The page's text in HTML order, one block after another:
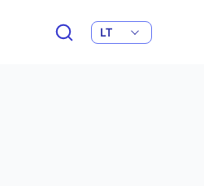
LT